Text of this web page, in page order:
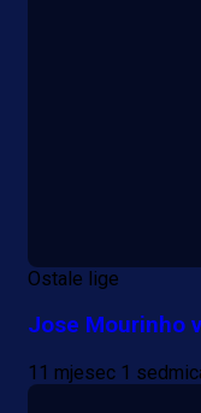
Ostale lige
Jose Mourinho
11 mjesec 1